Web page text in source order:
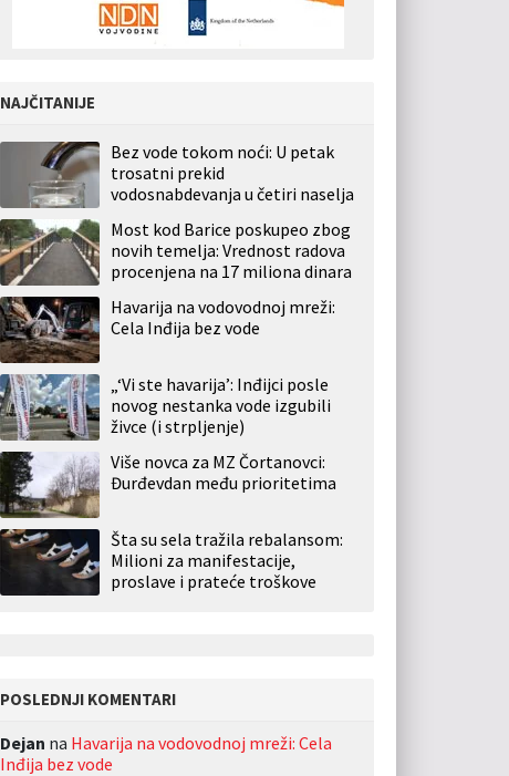
NAJČITANIJE
Bez vode tokom noći: U petak
trosatni prekid
vodosnabdevanja u četiri naselja
Most kod Barice poskupeo zbog
novih temelja: Vrednost radova
procenjena na 17 miliona dinara
Havarija na vodovodnoj mreži:
Cela Inđija bez vode
„‘Vi ste havarija’: Inđijci posle
novog nestanka vode izgubili
živce (i strpljenje)
Više novca za MZ Čortanovci:
Đurđevdan među prioritetima
Šta su sela tražila rebalansom:
Milioni za manifestacije,
proslave i prateće troškove
POSLEDNJI KOMENTARI
Dejan na Havarija na vodovodnoj mreži: Cela
Inđija bez vode